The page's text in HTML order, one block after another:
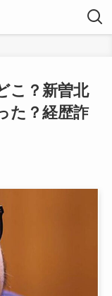
こ？新曽北
た？経歴詐